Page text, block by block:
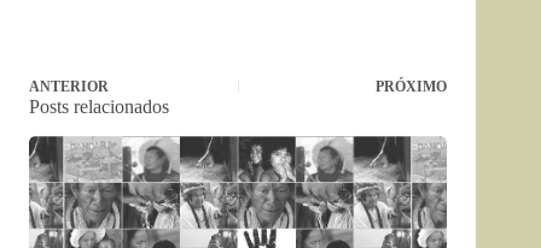
ANTERIOR PRÓXIMO
Posts relacionados